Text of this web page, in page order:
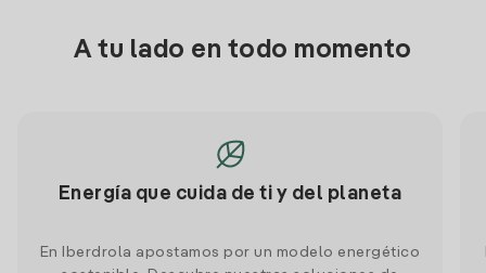
A tu lado en todo momento
Energía que cuida de ti y del planeta
En Iberdrola apostamos por un modelo energético